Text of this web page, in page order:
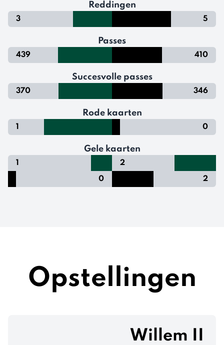
Reddingen
3 5
Passes
439 410
Succesvolle passes
370 346
Rode kaarten
1 0
Gele kaarten
1
2
0
2
Opstellingen
Willem II